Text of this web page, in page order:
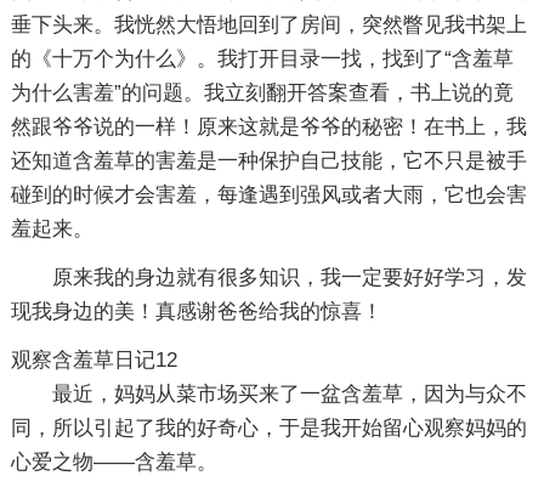
垂下头来。我恍然大悟地回到了房间，突然瞥见我书架上
的《十万个为什么》。我打开目录一找，找到了“含羞草
为什么害羞”的问题。我立刻翻开答案查看，书上说的竟
然跟爷爷说的一样！原来这就是爷爷的秘密！在书上，我
还知道含羞草的害羞是一种保护自己技能，它不只是被手
碰到的时候才会害羞，每逢遇到强风或者大雨，它也会害
羞起来。
原来我的身边就有很多知识，我一定要好好学习，发
现我身边的美！真感谢爸爸给我的惊喜！
观察含羞草日记12
最近，妈妈从菜市场买来了一盆含羞草，因为与众不
同，所以引起了我的好奇心，于是我开始留心观察妈妈的
心爱之物——含羞草。